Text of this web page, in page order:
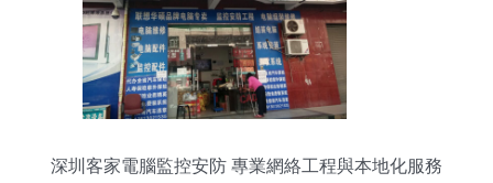
深圳客家電腦監控安防 專業網絡工程與本地化服務